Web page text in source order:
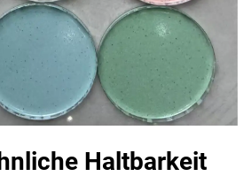
Haltbarkeit